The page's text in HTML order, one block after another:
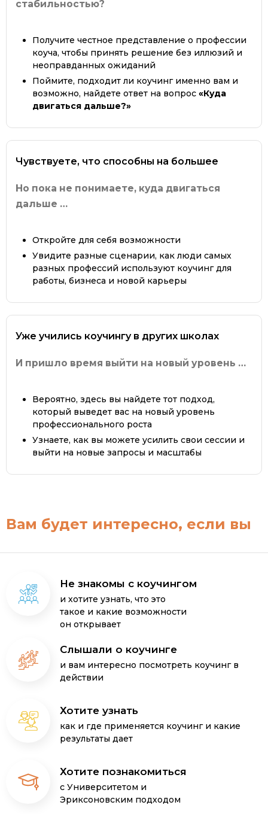
стабильностью?
Получите честное представление о профессии
коуча, чтобы принять решение без иллюзий и
неоправданных ожиданий
Поймите, подходит ли коучинг именно вам и
возможно, найдете ответ на вопрос «Куда
двигаться дальше?»
Чувствуете, что способны на большее
Но пока не понимаете, куда двигаться
дальше …
Откройте для себя возможности
Увидите разные сценарии, как люди самых
разных профессий используют коучинг для
работы, бизнеса и новой карьеры
Уже учились коучингу в других школах
И пришло время выйти на новый уровень …
Вероятно, здесь вы найдете тот подход,
который выведет вас на новый уровень
профессионального роста
Узнаете, как вы можете усилить свои сессии и
выйти на новые запросы и масштабы
Вам будет интересно, если вы
Не знакомы с коучингом
и хотите узнать, что это
такое и какие возможности
он открывает
Слышали о коучинге
и вам интересно посмотреть коучинг в
действии
Хотите узнать
как и где применяется коучинг и какие
результаты дает
Хотите познакомиться
с Университетом и
Эриксоновским подходом